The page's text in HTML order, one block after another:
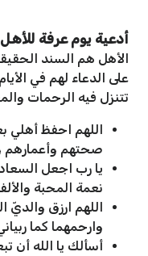
أدعية يوم عرفة للأهل
الأهل هم السند
على الدعاء لهم في
تتنزل فيه الرحمات
اللهم احفظ أهلي
صحتهم وأعمارهم
يا رب اجعل
نعمة المحبة
اللهم ارزق والديّ
وارحمهما كما
أسألك يا الله